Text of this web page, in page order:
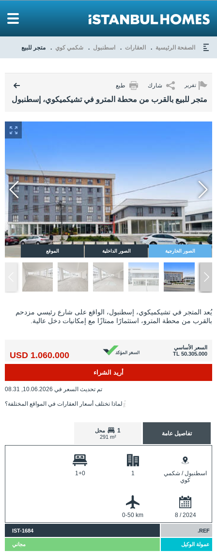
الصفحة الرئيسية العقارات اسطنبول شكمي كوي متجر للبيع
تقرير شارك طبع
متجر للبيع بالقرب من محطة المترو في تشيكميكوي، إسطنبول
الصور الخارجية الصور الداخلية الموقع
يُعد المتجر في تشيكميكوي، إسطنبول، الواقع على شارع رئيسي مزدحم
بالقرب من محطة المترو، استثمارًا ممتازًا مع إمكانيات دخل عالية.
السعر الأساسي
50.305.000 TL
1.060.000 USD
أريد الشراء
تم تحديث السعر في 10.06.2026, 08.31
لماذا تختلف أسعار العقارات في المواقع المختلفة؟
تفاصيل عامة 1
محل
291 m²
اسطنبول / شكمي
كوي
1
1+0
8 / 2024
0-50 km
REF.
IST-1684
عمولة الوكيل مجاني